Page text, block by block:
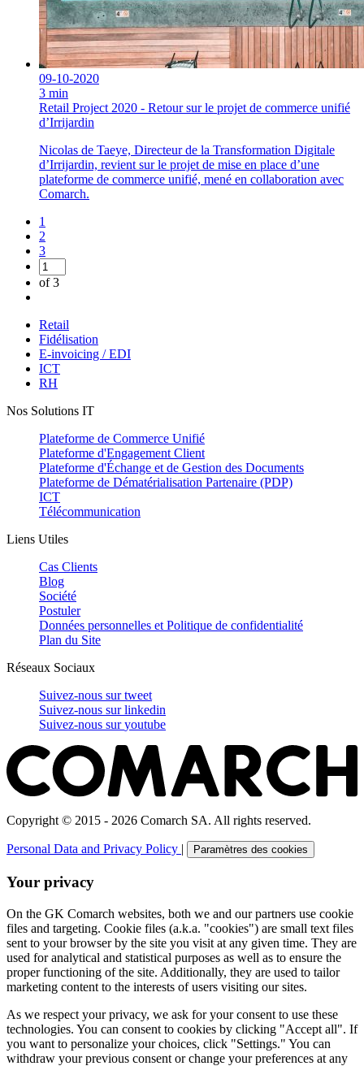
09-10-2020
3 min
Retail Project 2020 - Retour sur le projet de commerce unifié
d’Irrijardin
Nicolas de Taeye, Directeur de la Transformation Digitale
d’Irrijardin, revient sur le projet de mise en place d’une
plateforme de commerce unifié, mené en collaboration avec
Comarch.
1
2
3
of 3
Retail
Fidélisation
E-invoicing / EDI
ICT
RH
Nos Solutions IT
Plateforme de Commerce Unifié
Plateforme d'Engagement Client
Plateforme d'Échange et de Gestion des Documents
Plateforme de Dématérialisation Partenaire (PDP)
ICT
Télécommunication
Liens Utiles
Cas Clients
Blog
Société
Postuler
Données personnelles et Politique de confidentialité
Plan du Site
Réseaux Sociaux
Suivez-nous surtweet
Suivez-nous surlinkedin
Suivez-nous suryoutube
Copyright © 2015 - 2026 Comarch SA. All rights reserved.
Personal Data and Privacy Policy Paramètres des cookies
Your privacy
On the GK Comarch websites, both we and our partners use cookie
files and targeting. Cookie files (a.k.a. "cookies") are small text files
sent to your browser by the site you visit at any given time. They are
used for analytical and statistical purposes as well as to ensure the
proper functioning of the site. Additionally, they are used to tailor
marketing content to the interests of users visiting our sites.
As we respect your privacy, we ask for your consent to use these
technologies. You can consent to cookies by clicking "Accept all". If
you want to personalize your choices, click "Settings." You can
withdraw your previous consent or change your preferences at any